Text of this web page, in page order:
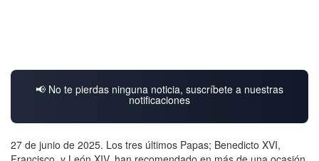
📢 No te pierdas ninguna noticia, suscríbete a nuestras
notificaciones
27 de junio de 2025. Los tres últimos Papas; Benedicto XVI,